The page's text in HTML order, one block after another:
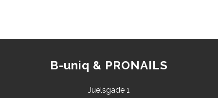
B-uniq & PRONAILS
Juelsgade 1